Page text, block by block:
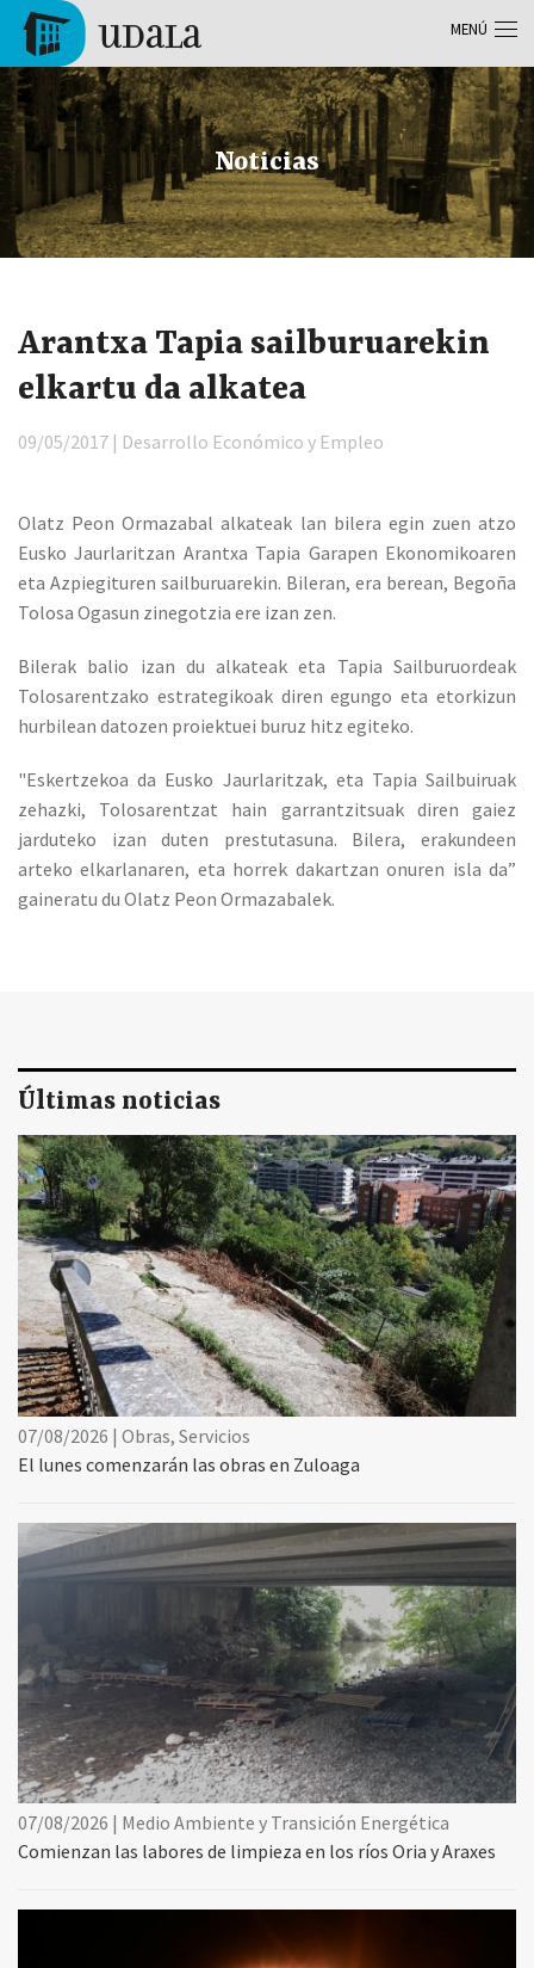
Pasar al contenido principal
Tolosa
Noticias
Arantxa Tapia sailburuarekin
elkartu da alkatea
09/05/2017 | Desarrollo Económico y Empleo
Olatz Peon Ormazabal alkateak lan bilera egin zuen atzo
Eusko Jaurlaritzan Arantxa Tapia Garapen Ekonomikoaren
eta Azpiegituren sailburuarekin. Bileran, era berean, Begoña
Tolosa Ogasun zinegotzia ere izan zen.
Bilerak balio izan du alkateak eta Tapia Sailburuordeak
Tolosarentzako estrategikoak diren egungo eta etorkizun
hurbilean datozen proiektuei buruz hitz egiteko.
"Eskertzekoa da Eusko Jaurlaritzak, eta Tapia Sailbuiruak
zehazki, Tolosarentzat hain garrantzitsuak diren gaiez
jarduteko izan duten prestutasuna. Bilera, erakundeen
arteko elkarlanaren, eta horrek dakartzan onuren isla da”
gaineratu du Olatz Peon Ormazabalek.
Últimas noticias
07/08/2026 | Obras, Servicios
El lunes comenzarán las obras en Zuloaga
07/08/2026 | Medio Ambiente y Transición Energética
Comienzan las labores de limpieza en los ríos Oria y Araxes
MENÚ